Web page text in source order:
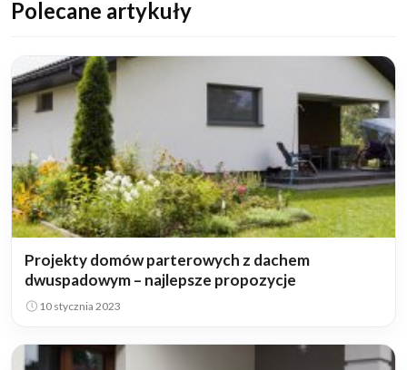
Polecane artykuły
Projekty domów parterowych z dachem
dwuspadowym – najlepsze propozycje
10 stycznia 2023